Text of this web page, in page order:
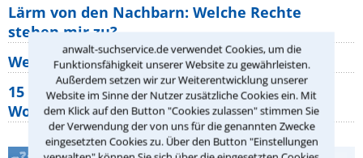
anwalt-suchservice.de verwendet Cookies, um die
Funktionsfähigkeit unserer Website zu gewährleisten.
Außerdem setzen wir zur Weiterentwicklung unserer
Website im Sinne der Nutzer zusätzliche Cookies ein. Mit
dem Klick auf den Button "Cookies zulassen" stimmen Sie
der Verwendung der von uns für die genannten Zwecke
eingesetzten Cookies zu. Über den Button "Einstellungen
Lärm von den Nachbarn: Welche Rechte
stehen mir zu?
Wer muss Zweitwohnungssteuer zahlen?
15 elementare Rechte, die jeder
Wohnungseigentümer kennen sollte